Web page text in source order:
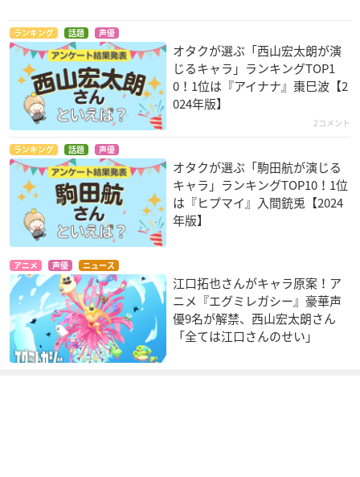
ランキング 話題 声優
オタクが選ぶ「西山宏太朗が演
じるキャラ」ランキングTOP1
0！1位は『アイナナ』棗巳波【2
024年版】
2コメント
ランキング 話題 声優
オタクが選ぶ「駒田航が演じる
キャラ」ランキングTOP10！1位
は『ヒプマイ』入間銃兎【2024
年版】
アニメ 声優 ニュース
江口拓也さんがキャラ原案！ア
ニメ『エグミレガシー』豪華声
優9名が解禁、西山宏太朗さん
「全ては江口さんのせい」